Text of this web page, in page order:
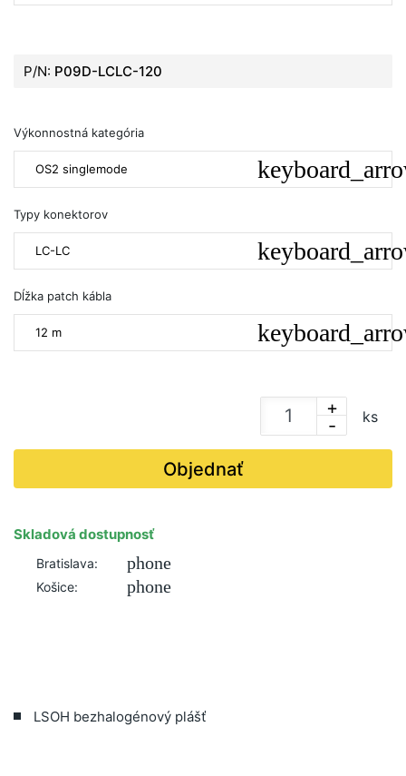
P/N: P09D-LCLC-120
Výkonnostná kategória
OS2 singlemode
Typy konektorov
LC-LC
Dĺžka patch kábla
12 m
+
-
ks
Objednať
Skladová dostupnosť
Bratislava: phone
Košice: phone
LSOH bezhalogénový plášť